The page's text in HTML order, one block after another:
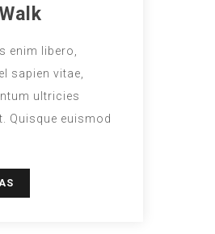
enim libero,
sapien vitae,
ultricies
Quisque euismod